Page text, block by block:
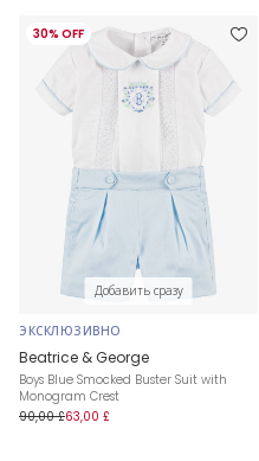
30% OFF
Добавить сразу
ЭКСКЛЮЗИВНО
Beatrice & George
Boys Blue Smocked Buster Suit with
Monogram Crest
90,00 £63,00 £